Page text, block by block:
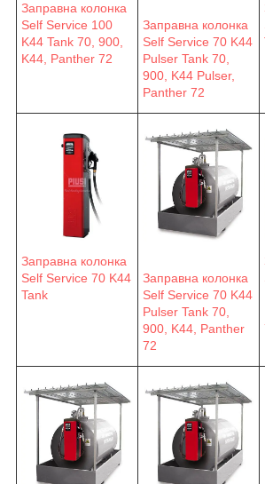
Заправна колонка
Self Service 100
K44 Tank 70, 900,
K44, Panther 72
Заправна колонка
Self Service 70 K44
Pulser Tank 70,
900, K44 Pulser,
Panther 72
Заправна колонка
Self Service 70 K44
Tank
Заправна колонка
Self Service 70 K44
Pulser Tank 70,
900, K44, Panther
72